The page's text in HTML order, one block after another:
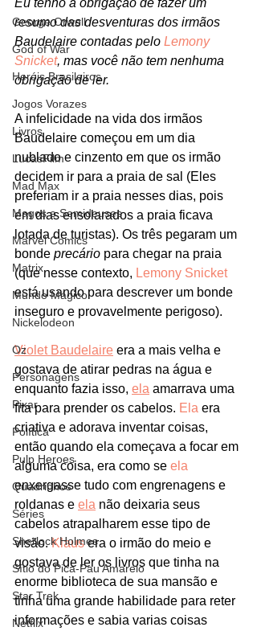
George Orwell
God of War
Heróis Brasileiros
Jogos Vorazes
Livros
LucasFilm
Mad Max
Magos e Semideuses
Marvel Comics
Matrix
Mundo Mágico
Nickelodeon
Oz
Personagens
Pixar
Política
Pulp Heroes
Quadrinhos
Séries
Sherlock Holmes
Sítio do Pica-Pau Amarelo
Star Trek
Netflix
resumo das desventuras dos irmãos
Baudelaire contadas pelo Lemony
Snicket, mas você não tem nenhuma
obrigação de ler.
A infelicidade na vida dos irmãos
Baudelaire começou em um dia
nublado e cinzento em que os irmão
decidem ir para a praia de sal (Eles
preferiam ir a praia nesses dias, pois
em dias ensolarados a praia ficava
lotada de turistas). Os três pegaram um
bonde precário para chegar na praia
(que nesse contexto, Lemony Snicket
está usando para descrever um bonde
inseguro e provavelmente perigoso).
Violet Baudelaire era a mais velha e
gostava de atirar pedras na água e
enquanto fazia isso, ela amarrava uma
fita para prender os cabelos. Ela era
criativa e adorava inventar coisas,
então quando ela começava a focar em
alguma coisa, era como se ela
enxergasse tudo com engrenagens e
roldanas e ela não deixaria seus
cabelos atrapalharem esse tipo de
visão. Klaus era o irmão do meio e
gostava de ler os livros que tinha na
enorme biblioteca de sua mansão e
tinha uma grande habilidade para reter
informações e sabia varias coisas